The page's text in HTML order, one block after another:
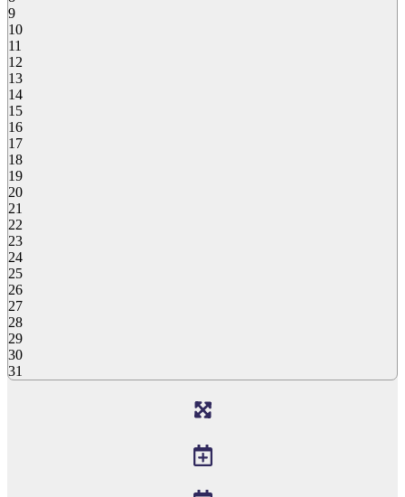
9
10
11
12
13
14
15
16
17
18
19
20
21
22
23
24
25
26
27
28
29
30
31